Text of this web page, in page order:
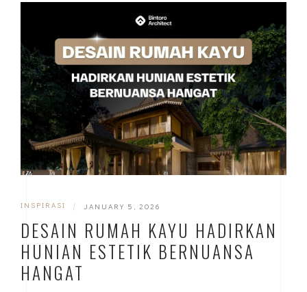
INSPIRASI | JANUARY 5, 2026
DESAIN RUMAH KAYU HADIRKAN
HUNIAN ESTETIK BERNUANSA
HANGAT